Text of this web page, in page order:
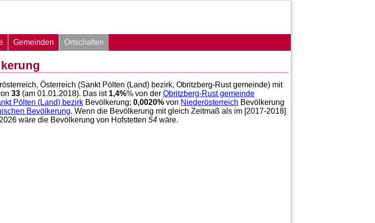
Gemeinden
Ortschaften
Österreich (Sankt Pölten (Land) bezirk, Obritzberg-Rust gemeinde) mit
33 (am 01.01.2018). Das ist 1,4%% von der Obritzberg-Rust gemeinde
Pölten (Land) bezirk Bevölkerung; 0,0020% von Niederösterreich Bevölkerung
Bevölkerung. Wenn die Bevölkerung mit gleich Zeitmaß als im [2017-2018]
wäre die Bevölkerung von Hofstetten 54 wäre.